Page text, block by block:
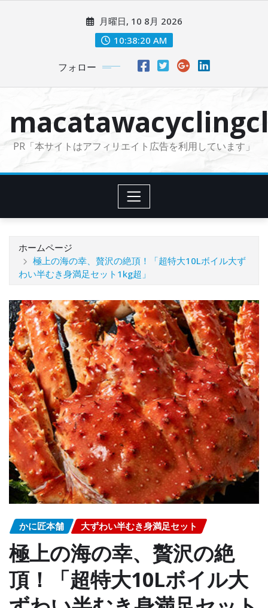
に
月曜日, 10 8月 2026
10:38:21 AM
フォロー
PR「本サイトはアフィリエイト広告を利用しています」
ホームページ
極上の海の幸、贅沢の絶頂！「超特大10Lボイル大ず
わい半むき身満足セット1kg超」
かに匠本舗 大ずわい半むき身満足セット
極上の海の幸、贅沢の絶
頂！「超特大10Lボイル大